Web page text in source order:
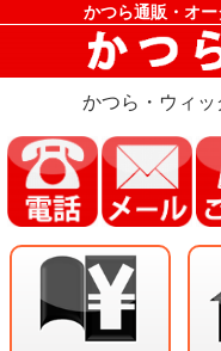
かつら通販・オー
かつら・ウィ